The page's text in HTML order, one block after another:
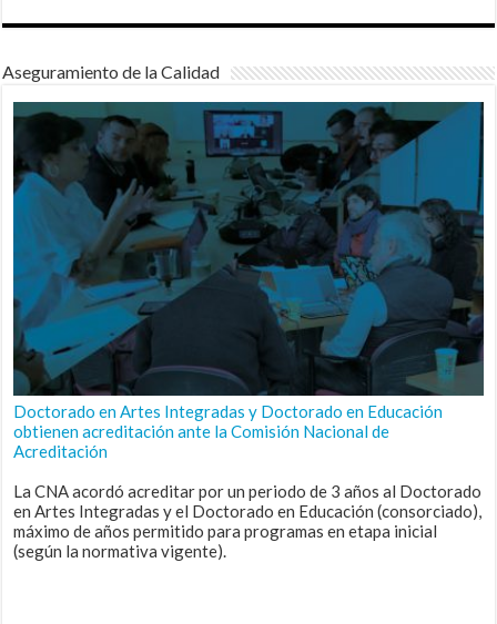
Aseguramiento de la Calidad
Doctorado en Artes Integradas y Doctorado en Educación
obtienen acreditación ante la Comisión Nacional de
Acreditación
La CNA acordó acreditar por un periodo de 3 años al Doctorado
en Artes Integradas y el Doctorado en Educación (consorciado),
máximo de años permitido para programas en etapa inicial
(según la normativa vigente).